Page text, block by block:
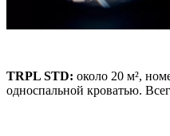
TRPL STD: около 20 м²,
односпальной кроватью.